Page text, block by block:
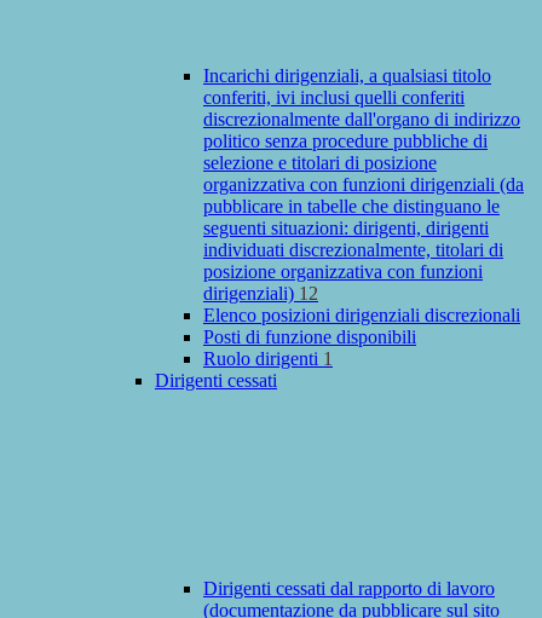
Incarichi dirigenziali, a qualsiasi titolo
conferiti, ivi inclusi quelli conferiti
discrezionalmente dall'organo di indirizzo
politico senza procedure pubbliche di
selezione e titolari di posizione
organizzativa con funzioni dirigenziali (da
pubblicare in tabelle che distinguano le
seguenti situazioni: dirigenti, dirigenti
individuati discrezionalmente, titolari di
posizione organizzativa con funzioni
dirigenziali) 12
Elenco posizioni dirigenziali discrezionali
Posti di funzione disponibili
Ruolo dirigenti 1
Dirigenti cessati
Dirigenti cessati dal rapporto di lavoro
(documentazione da pubblicare sul sito